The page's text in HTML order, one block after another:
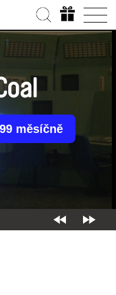
měsíčně